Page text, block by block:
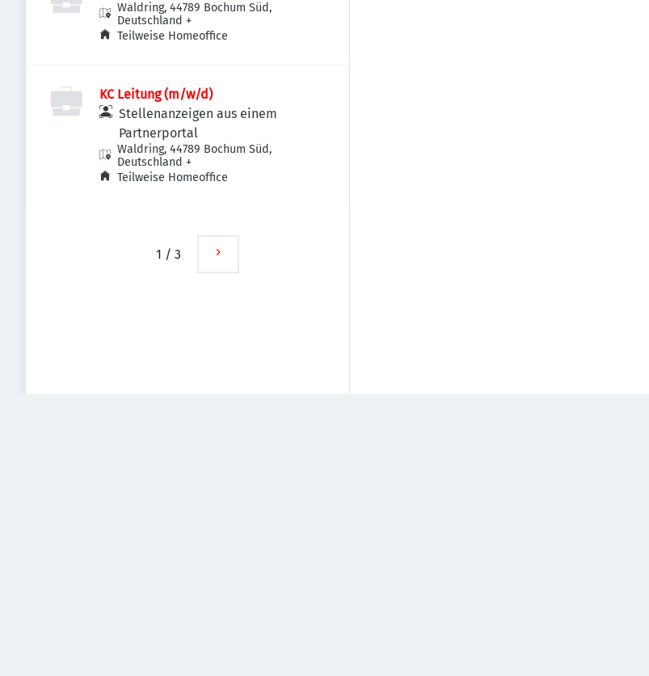
Waldring, 44789 Bochum Süd,
Deutschland +
Teilweise Homeoffice
KC Leitung (m/w/d)
Stellenanzeigen aus einem
Partnerportal
Waldring, 44789 Bochum Süd,
Deutschland +
Teilweise Homeoffice
1 / 3